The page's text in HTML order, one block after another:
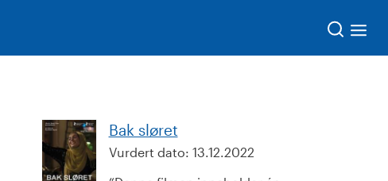
Bak sløret
Vurdert dato: 13.12.2022